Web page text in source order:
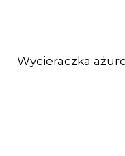
Wycieraczka